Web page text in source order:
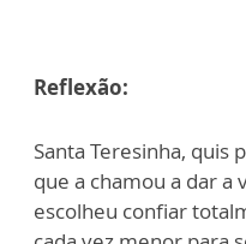
Reflexão:
Santa Teresinha, quis
que a chamou a dar a
escolheu confiar